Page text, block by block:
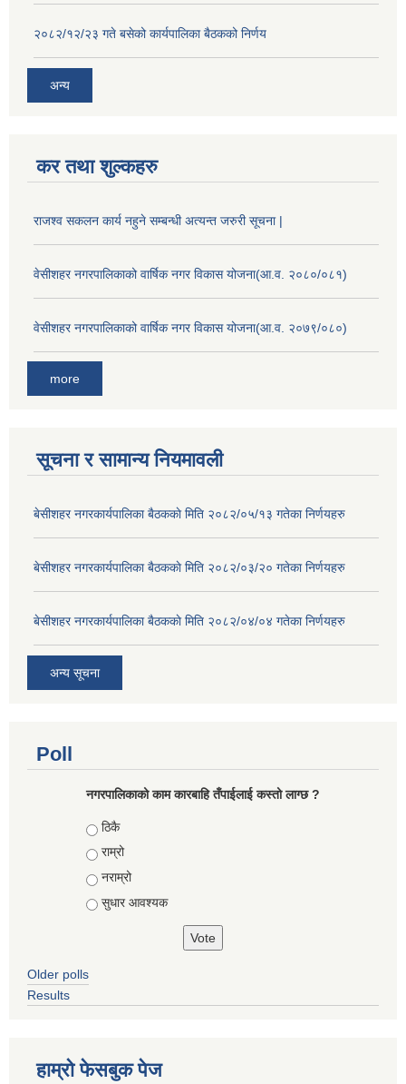
२०८२/१२/२३ गते बसेको कार्यपालिका बैठकको निर्णय
अन्य
कर तथा शुल्कहरु
राजश्व सकलन कार्य नहुने सम्बन्धी अत्यन्त जरुरी सूचना |
वेसीशहर नगरपालिकाको वार्षिक नगर विकास योजना(आ.व. २०८०/०८१)
वेसीशहर नगरपालिकाको वार्षिक नगर विकास योजना(आ.व. २०७९/०८०)
more
सूचना र सामान्य नियमावली
बे‍‍सीशहर नगरकार्यपालिका बैठककाे मिति २०८२/०५/१३ गतेका निर्णयहरु
बे‍‍सीशहर नगरकार्यपालिका बैठककाे मिति २०८२/०३/२० गतेका निर्णयहरु
बे‍‍सीशहर नगरकार्यपालिका बैठककाे मिति २०८२/०४/०४ गतेका निर्णयहरु
अन्य सूचना
Poll
नगरपालिकाको काम कारबाहि तँपाईलाई कस्तो लाग्छ ?
Choices
ठिकै
राम्रो
नराम्रो
सुधार आवश्यक
Older polls
Results
हाम्रो फेसबुक पेज